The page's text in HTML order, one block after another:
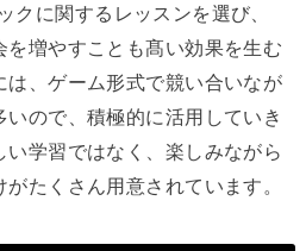
クに関するレッスンを選び、
増やすことも髙い効果を生む
は、ゲーム形式で競い合いなが
いので、積極的に活用していき
い学習ではなく、楽しみながら
たくさん用意されています。